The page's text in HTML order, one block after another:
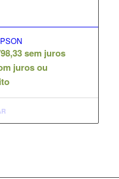
sem juros
juros ou